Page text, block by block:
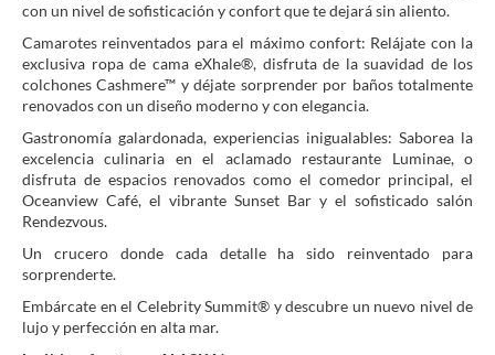
con un nivel de sofisticación y confort que te dejará sin aliento.
Camarotes reinventados para el máximo confort: Relájate con la
exclusiva ropa de cama eXhale®, disfruta de la suavidad de los
colchones Cashmere™ y déjate sorprender por baños totalmente
renovados con un diseño moderno y con elegancia.
Gastronomía galardonada, experiencias inigualables: Saborea la
excelencia culinaria en el aclamado restaurante Luminae, o
disfruta de espacios renovados como el comedor principal, el
Oceanview Café, el vibrante Sunset Bar y el sofisticado salón
Rendezvous.
Un crucero donde cada detalle ha sido reinventado para
sorprenderte.
Embárcate en el Celebrity Summit® y descubre un nuevo nivel de
lujo y perfección en alta mar.